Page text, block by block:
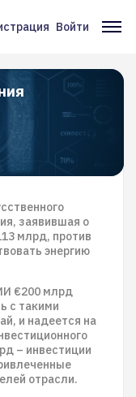
Войти
заявившая о
млрд, против
энергию
€200 млрд
с такими
и надеется на
– инвестиции
отрасли.